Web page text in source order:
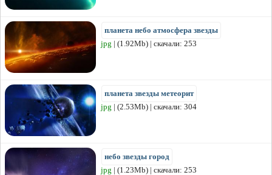
планета небо атмосфера звезды
jpg | (1.92Mb) | скачали: 253
планета звезды метеорит
jpg | (2.53Mb) | скачали: 304
небо звезды город
jpg | (1.23Mb) | скачали: 253